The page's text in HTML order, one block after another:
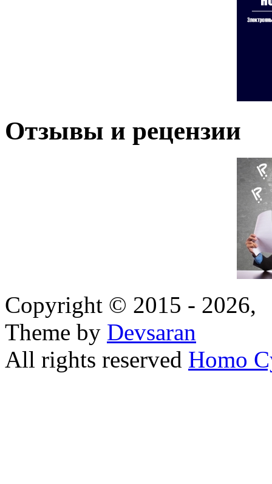
Отзывы и рецензии
Copyright © 2015 - 2026,
Theme by Devsaran
All rights reserved Homo